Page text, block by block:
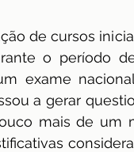
de cursos
o período
exame
a gerar
mais de um